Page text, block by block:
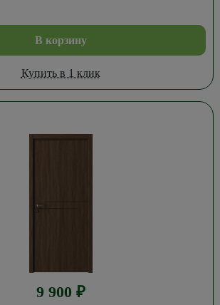
В корзину
Купить в 1 клик
9 900 ₽